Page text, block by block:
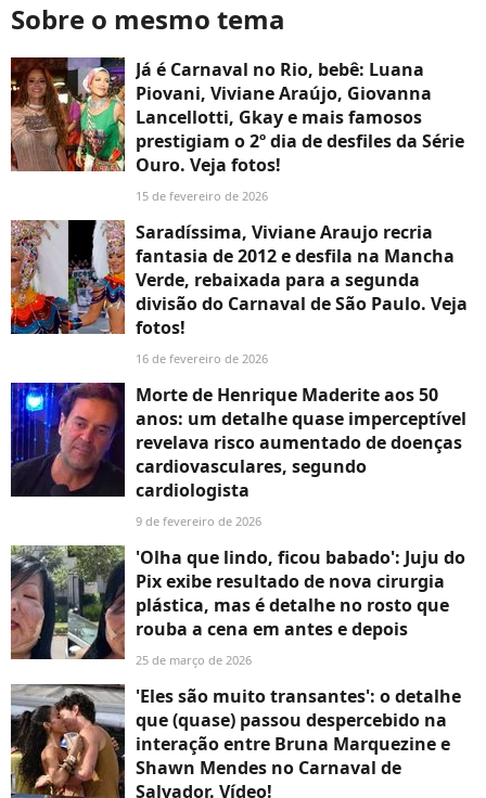
Sobre o mesmo tema
Já é Carnaval no Rio, bebê: Luana
Piovani, Viviane Araújo, Giovanna
Lancellotti, Gkay e mais famosos
prestigiam o 2º dia de desfiles da Série
Ouro. Veja fotos!
15 de fevereiro de 2026
Saradíssima, Viviane Araujo recria
fantasia de 2012 e desfila na Mancha
Verde, rebaixada para a segunda
divisão do Carnaval de São Paulo. Veja
fotos!
16 de fevereiro de 2026
Morte de Henrique Maderite aos 50
anos: um detalhe quase imperceptível
revelava risco aumentado de doenças
cardiovasculares, segundo
cardiologista
9 de fevereiro de 2026
'Olha que lindo, ficou babado': Juju do
Pix exibe resultado de nova cirurgia
plástica, mas é detalhe no rosto que
rouba a cena em antes e depois
25 de março de 2026
'Eles são muito transantes': o detalhe
que (quase) passou despercebido na
interação entre Bruna Marquezine e
Shawn Mendes no Carnaval de
Salvador. Vídeo!